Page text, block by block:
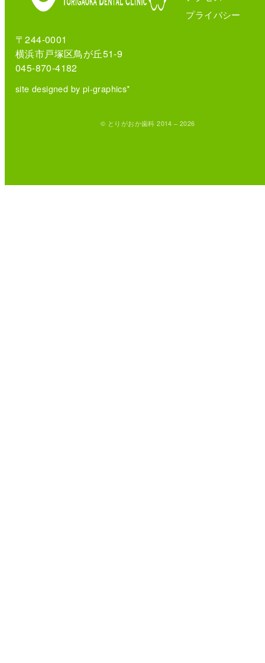
〒244-0001
横浜市戸塚区鳥が丘51-9
045-870-4182
site designed by pi-graphics*
プライバシー
© とりがおか歯科 2014 – 2026